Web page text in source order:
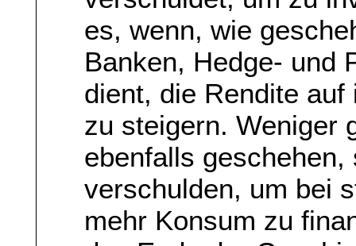
es, wenn, wie
Banken, Hedge- und
dient, die Rendite
zu steigern. Weniger
ebenfalls
verschulden, um bei
mehr Konsum zu